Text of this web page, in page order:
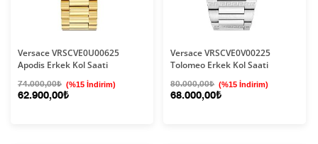
Versace VRSCVE0U00625
Apodis Erkek Kol Saati
74.000,00₺ (%15 İndirim)
62.900,00₺
Versace VRSCVE0V00225
Tolomeo Erkek Kol Saati
80.000,00₺ (%15 İndirim)
68.000,00₺